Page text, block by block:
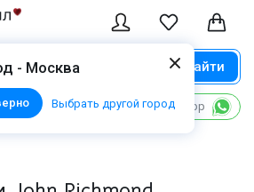
- Москва
Выбрать другой город
Найти
Написать в WhatsApp